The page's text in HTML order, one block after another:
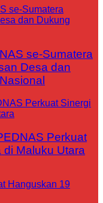
se-Sumatera
Desa dan
Perkuat
Maluku Utara